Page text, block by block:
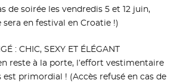
de soirée les vendredis 5 et 12 juin,
sera en festival en Croatie !)
: CHIC, SEXY ET ÉLÉGANT
reste à la porte, l’effort vestimentaire
est primordial ! (Accès refusé en cas de